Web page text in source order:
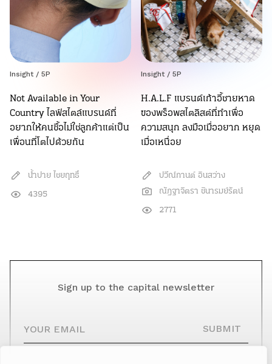
Insight / 5P
Not Available in Your
Country ไลฟ์สไตล์แบรนด์ที่
อยากให้คนซื้อไม่ใช่ลูกค้าแต่เป็น
เพื่อนที่โตไปด้วยกัน
น้ำปาย ไชยฤทธิ์
4395
Insight / 5P
H.A.L.F แบรนด์เก้าอี้ชายหาด
ของพร็อพสไตลิสต์ที่ทำเพื่อ
ความสนุก ลงมือเมื่ออยาก หยุด
เมื่อเหนื่อย
ปวีณ์กานต์ อินสว่าง
ณัฎฐาจิตรา ชินารมย์รัตน์
2771
Sign up to the capital newsletter
SUBMIT